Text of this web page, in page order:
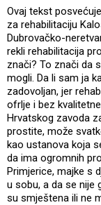
Ovaj tekst
za rehabilitaciju
Dubrovačko-
rekli rehabilitacija
znači? To znači da
mogli. Da li sam ja
zadovoljan, jer
ofrlje i bez
Hrvatskog zavoda
prostite, može
kao ustanova koja
da ima ogromnih
Primjerice, majke s
u sobu, a da se nije
su smještena ili ne